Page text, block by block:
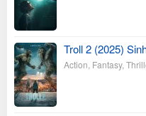
Troll 2 (2025)
Action Fantasy,